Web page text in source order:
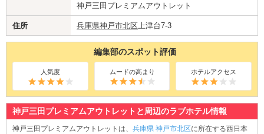
神戸三田プレミアムアウトレット
住所 兵庫県神戸市北区 上津台7-3
編集部のスポット評価
人気度 ムードの高まり ホテルアクセス
神戸三田プレミアムアウトレットと周辺のラブホテル情報
神戸三田プレミアムアウトレットは、 兵庫県 神戸市北区に所在する西日本